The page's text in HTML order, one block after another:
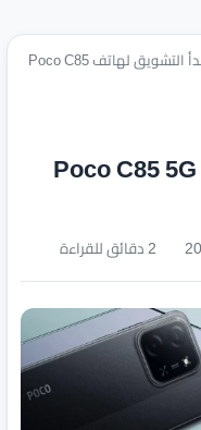
شاومي تبدأ التشويق لهاتف Poco C85
شاومي تبدأ التشويق لهاتف Poco C85 5G